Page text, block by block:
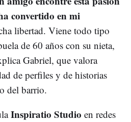
convertido en mi
libertad. Viene todo tipo
de 60 años con su nieta,
Gabriel, que valora
de perfiles y de historias
del barrio.
Inspiratio Studio en redes